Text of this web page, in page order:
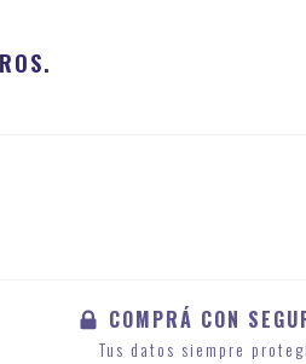
COMPRÁ CON
Tus datos siempre